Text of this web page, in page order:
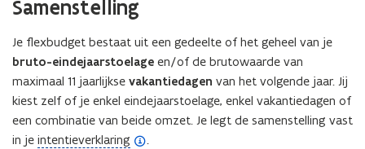
Samenstelling
Je flexbudget bestaat uit een gedeelte of het geheel van je
bruto-eindejaarstoelage en/of de brutowaarde van
maximaal 11 jaarlijkse vakantiedagen van het volgende jaar. Jij
kiest zelf of je enkel eindejaarstoelage, enkel vakantiedagen of
een combinatie van beide omzet. Je legt de samenstelling vast
in je intentieverklaring
(
.